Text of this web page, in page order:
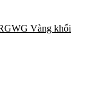
Vàng khối